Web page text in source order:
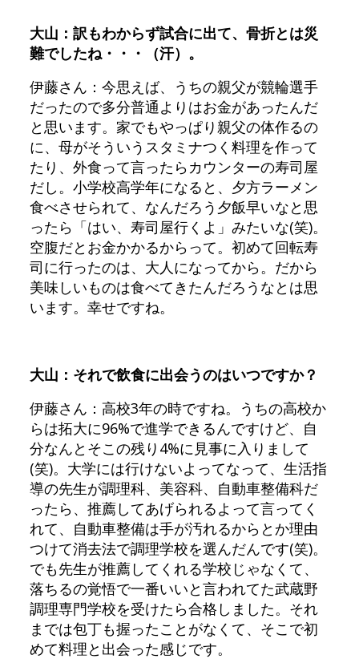
大山：訳もわからず試合に出て、骨折とは災
難でしたね・・・（汗）。
伊藤さん：今思えば、うちの親父が競輪選手
だったので多分普通よりはお金があったんだ
と思います。家でもやっぱり親父の体作るの
に、母がそういうスタミナつく料理を作って
たり、外食って言ったらカウンターの寿司屋
だし。小学校高学年になると、夕方ラーメン
食べさせられて、なんだろう夕飯早いなと思
ったら「はい、寿司屋行くよ」みたいな(笑)。
空腹だとお金かかるからって。初めて回転寿
司に行ったのは、大人になってから。だから
美味しいものは食べてきたんだろうなとは思
います。幸せですね。
大山：それで飲食に出会うのはいつですか？
伊藤さん：高校3年の時ですね。うちの高校か
らは拓大に96%で進学できるんですけど、自
分なんとそこの残り4%に見事に入りまして
(笑)。大学には行けないよってなって、生活指
導の先生が調理科、美容科、自動車整備科だ
ったら、推薦してあげられるよって言ってく
れて、自動車整備は手が汚れるからとか理由
つけて消去法で調理学校を選んだんです(笑)。
でも先生が推薦してくれる学校じゃなくて、
落ちるの覚悟で一番いいと言われてた武蔵野
調理専門学校を受けたら合格しました。それ
までは包丁も握ったことがなくて、そこで初
めて料理と出会った感じです。